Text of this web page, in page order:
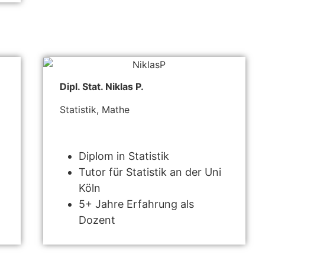
Dipl. Stat. Niklas P.
Statistik, Mathe
Diplom in Statistik
Tutor für Statistik an der Uni
Köln
5+ Jahre Erfahrung als
Dozent